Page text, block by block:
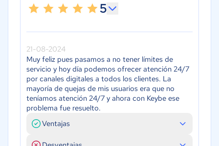
5
21-08-2024
Muy feliz pues pasamos a no tener límites de
servicio y hoy día podemos ofrecer atención 24/7
por canales digitales a todos los clientes. La
mayoría de quejas de mis usuarios era que no
teníamos atención 24/7 y ahora con Keybe ese
problema fue resuelto.
Ventajas